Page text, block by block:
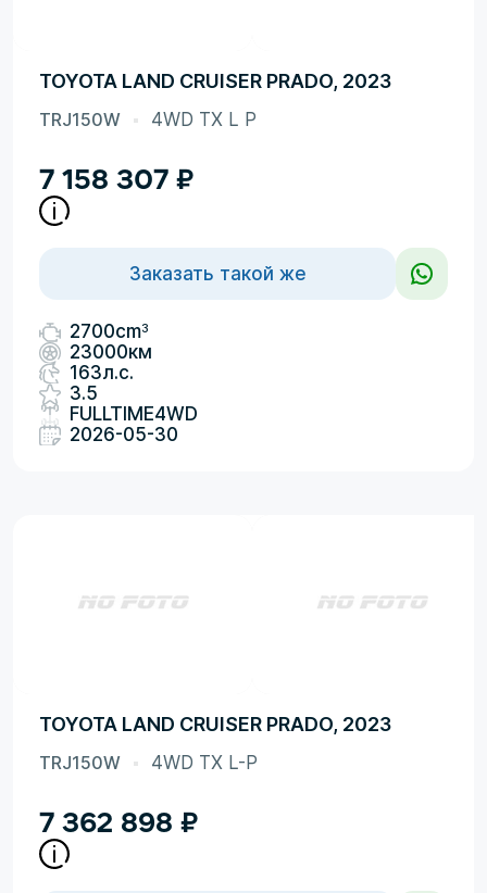
TOYOTA LAND CRUISER PRADO, 2023
TRJ150W 4WD TX L P
7 158 307 ₽
Заказать такой же
2700cm3
23000км
163л.с.
3.5
FULLTIME4WD
2026-05-30
TOYOTA LAND CRUISER PRADO, 2023
TRJ150W 4WD TX L-P
7 362 898 ₽